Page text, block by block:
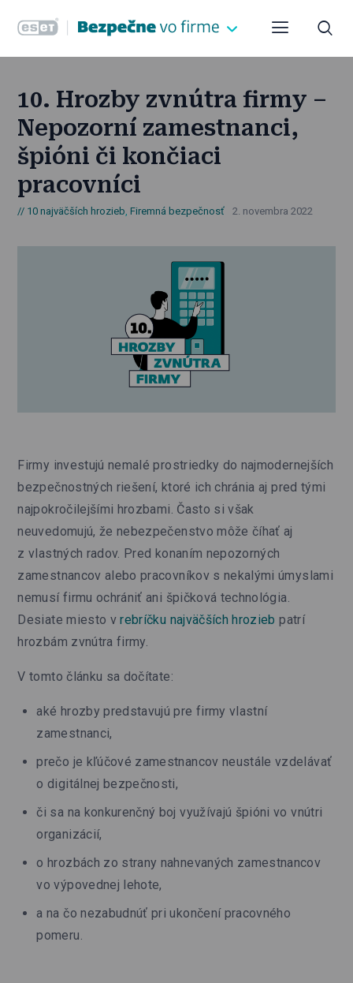
10. Hrozby zvnútra firmy –
Nepozorní zamestnanci,
špióni či končiaci
pracovníci
10 najväčších hrozieb ,Firemná bezpečnosť 2. novembra 2022
Firmy investujú nemalé prostriedky do najmodernejších
bezpečnostných riešení, ktoré ich chránia aj pred tými
najpokročilejšími hrozbami. Často si však
neuvedomujú, že nebezpečenstvo môže číhať aj
z vlastných radov. Pred konaním nepozorných
zamestnancov alebo pracovníkov s nekalými úmyslami
nemusí firmu ochrániť ani špičková technológia.
Desiate miesto v rebríčku najväčších hrozieb patrí
hrozbám zvnútra firmy.
V tomto článku sa dočítate:
aké hrozby predstavujú pre firmy vlastní
zamestnanci,
prečo je kľúčové zamestnancov neustále vzdelávať
o digitálnej bezpečnosti,
či sa na konkurenčný boj využívajú špióni vo vnútri
organizácií,
o hrozbách zo strany nahnevaných zamestnancov
vo výpovednej lehote,
a na čo nezabudnúť pri ukončení pracovného
pomeru.